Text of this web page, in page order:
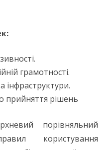
грамотності.
інфраструктури.
прийняття рішень
порівняльний
користування